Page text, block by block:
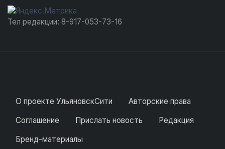
Тел редакции: 8-917-053-73-16
О проекте УльяновскСити
Авторские права
Соглашение
Прислать новость
Редакция
Бренд-материалы